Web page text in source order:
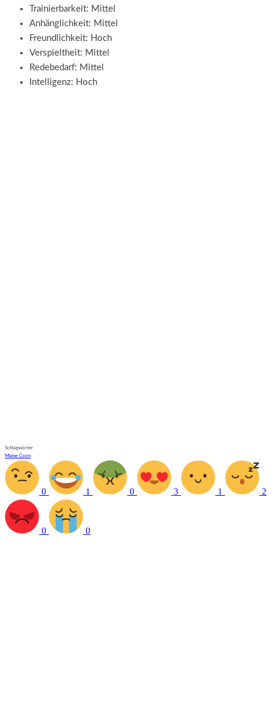
Trainierbarkeit: Mittel
Anhänglichkeit: Mittel
Freundlichkeit: Hoch
Verspieltheit: Mittel
Redebedarf: Mittel
Intelligenz: Hoch
Schlagwörter
Maine Coon
0 1 0 3 1 2
0 0